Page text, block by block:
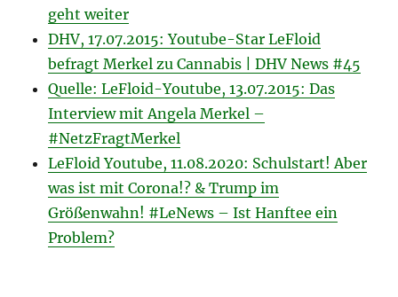
geht weiter
DHV, 17.07.2015: Youtube-Star LeFloid
befragt Merkel zu Cannabis | DHV News #45
Quelle: LeFloid-Youtube, 13.07.2015: Das
Interview mit Angela Merkel –
#NetzFragtMerkel
LeFloid Youtube, 11.08.2020: Schulstart! Aber
was ist mit Corona!? & Trump im
Größenwahn! #LeNews – Ist Hanftee ein
Problem?